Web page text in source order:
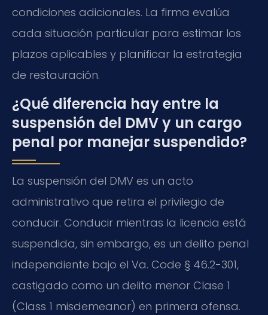
condiciones adicionales. La firma evalúa
cada situación particular para estimar los
plazos aplicables y planificar la estrategia
de restauración.
¿Qué diferencia hay entre la
suspensión del DMV y un cargo
penal por manejar suspendido?
La suspensión del DMV es un acto
administrativo que retira el privilegio de
conducir. Conducir mientras la licencia está
suspendida, sin embargo, es un delito penal
independiente bajo el Va. Code § 46.2-301,
castigado como un delito menor Clase 1
(Class 1 misdemeanor) en primera ofensa.